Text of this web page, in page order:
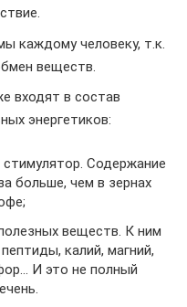
каждому человеку, т.к.
веществ.
входят в состав
энергетиков:
Содержание
больше, чем в зернах
веществ. К ним
калий, магний,
И это не полный